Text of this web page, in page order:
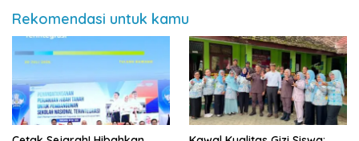
Rekomendasi untuk kamu